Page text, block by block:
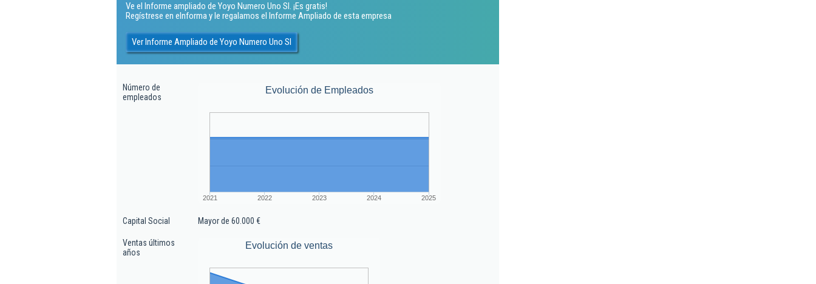
Ve el Informe ampliado de Yoyo Numero Uno Sl. ¡Es gratis!
Regístrese en eInforma y le regalamos el Informe Ampliado de esta empresa
Ver Informe Ampliado de Yoyo Numero Uno Sl
Número de
empleados
Evolución de Empleados
2021 2022 2023 2024 2025
Capital Social Mayor de 60.000 €
Ventas últimos
años
Evolución de ventas